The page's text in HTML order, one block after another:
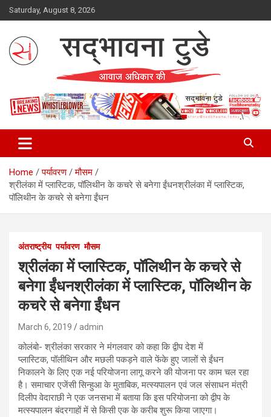
Skip
to
Saturday, August 8, 2026
Sadbhawna Today
Home पर्यावरण
मौसम
श्रीलंका में प्लास्टिक, पॉलिथीन के कचरे से बनेगा ईंधनश्रीलंका में प्लास्टिक,
पॉलिथीन के कचरे से बनेगा ईंधन
अंतराष्ट्रीय पर्यावरण मौसम
श्रीलंका में प्लास्टिक, पॉलिथीन के कचरे से
बनेगा ईंधनश्रीलंका में प्लास्टिक, पॉलिथीन के
कचरे से बनेगा ईंधन
March 6, 2019 admin
कोलंबो- श्रीलंका सरकार ने मंगलवार को कहा कि द्वीप देश में
प्लास्टिक,पॉलीथिन और मछली पकड़ने वाले फेंके हुए जालों से ईंधन
निकालने के लिए एक नई परियोजना लागू करने की योजना पर काम चल रहा
है। समाचार एजेंसी सिन्हुआ के मुताबिक,मत्स्यपालन एवं जल संसाधन मंत्री
दिलीप वेदाराछी ने एक जनसभा में बताया कि इस परियोजना को द्वीप के
मत्स्यपालन बंदरगाहों में से किसी एक के करीब शुरू किया जाएगा।